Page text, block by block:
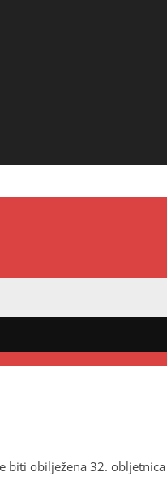
obilježena 32.